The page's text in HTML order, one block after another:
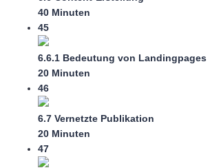
40 Minuten
45
6.6.1 Bedeutung von Landingpages
20 Minuten
46
6.7 Vernetzte Publikation
20 Minuten
47